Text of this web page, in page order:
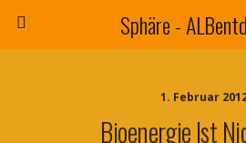
Sphäre -
1. Februar
Bioenergie Ist